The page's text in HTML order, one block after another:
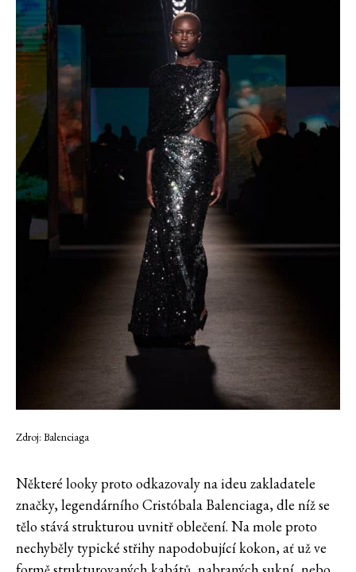
Zdroj: Balenciaga
Některé looky proto odkazovaly na ideu zakladatele
značky, legendárního Cristóbala Balenciaga, dle níž se
tělo stává strukturou uvnitř oblečení. Na mole proto
nechyběly typické střihy napodobující kokon, ať už ve